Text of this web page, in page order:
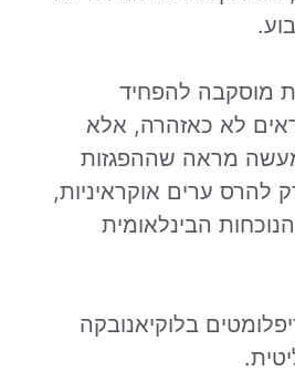
מוסקבה להפחיד
לא כאזהרה, אלא
מראה שההפגזות
להרס ערים אוקראיניות,
הבינלאומית
בלוקיאנובקה